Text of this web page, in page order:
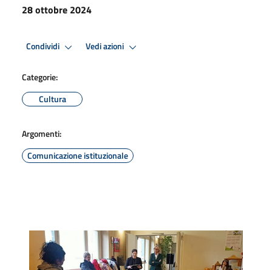
28 ottobre 2024
Condividi Vedi azioni
Categorie:
Cultura
Argomenti:
Comunicazione istituzionale